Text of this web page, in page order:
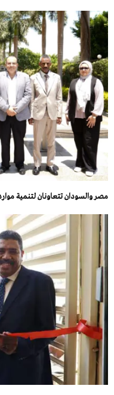
مصر والسودان تتعاونان لتنمية